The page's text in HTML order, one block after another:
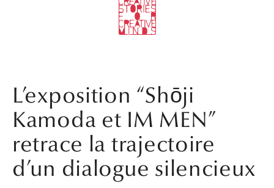
L’exposition “Shōji
Kamoda et IM MEN”
retrace la trajectoire
d’un dialogue silencieux